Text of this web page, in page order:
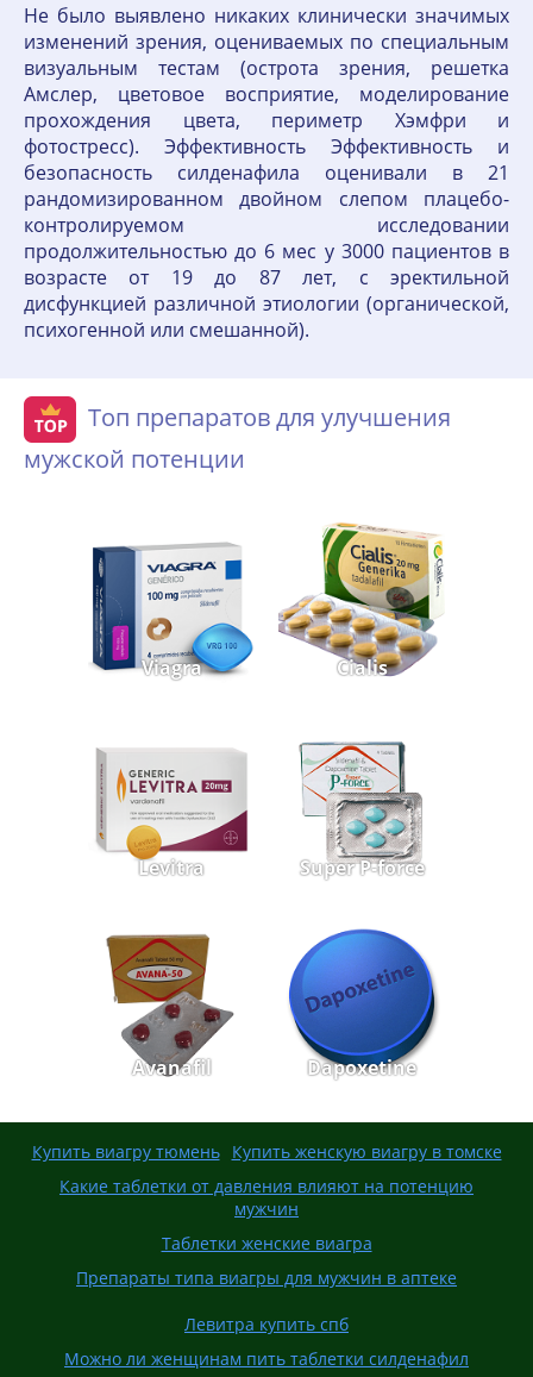
Не было выявлено никаких клинически значимых
изменений зрения, оцениваемых по специальным
визуальным тестам (острота зрения, решетка
Амслер, цветовое восприятие, моделирование
прохождения цвета, периметр Хэмфри и
фотостресс). Эффективность Эффективность и
безопасность силденафила оценивали в 21
рандомизированном двойном слепом плацебо-
контролируемом исследовании
продолжительностью до 6 мес у 3000 пациентов в
возрасте от 19 до 87 лет, с эректильной
дисфункцией различной этиологии (органической,
психогенной или смешанной).
Топ препаратов для улучшения
мужской потенции
Viagra Cialis
Levitra Super P-force
Avanafil Dapoxetine
Купить виагру тюмень
Купить женскую виагру в томске
Какие таблетки от давления влияют на потенцию
мужчин
Таблетки женские виагра
Препараты типа виагры для мужчин в аптеке
Левитра купить спб
Можно ли женщинам пить таблетки силденафил